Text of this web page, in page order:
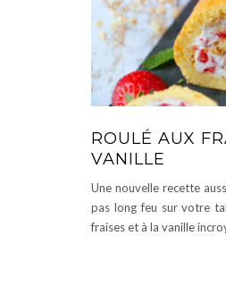
ROULÉ AUX
VANILLE
Une nouvelle recette
pas long feu sur votre
fraises et à la vanille